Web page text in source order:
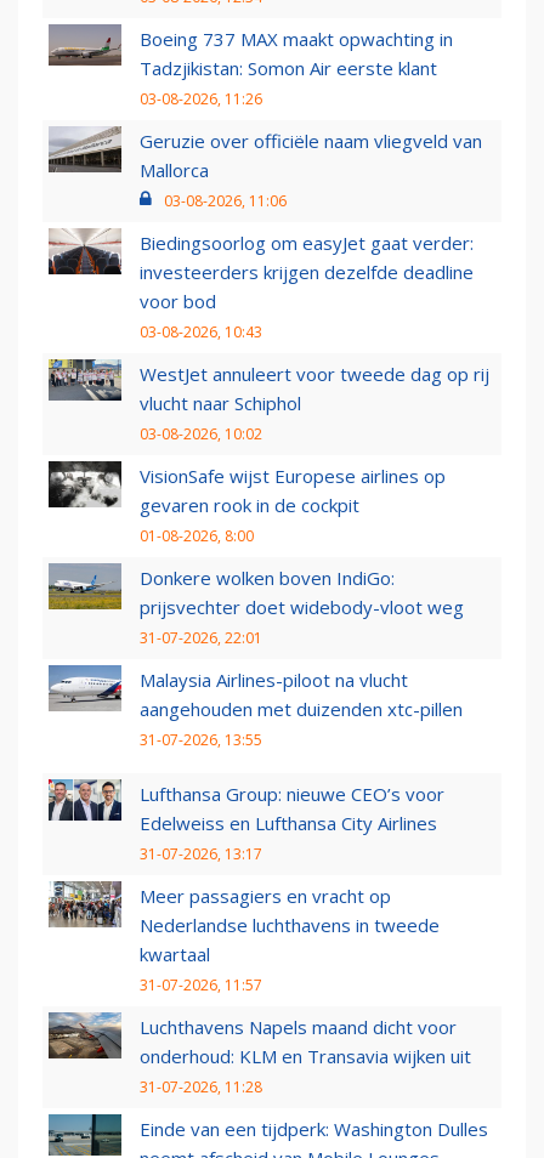
Boeing 737 MAX maakt opwachting in
Tadzjikistan: Somon Air eerste klant
03-08-2026, 11:26
Geruzie over officiële naam vliegveld van
Mallorca
03-08-2026, 11:06
Biedingsoorlog om easyJet gaat verder:
investeerders krijgen dezelfde deadline
voor bod
03-08-2026, 10:43
WestJet annuleert voor tweede dag op rij
vlucht naar Schiphol
03-08-2026, 10:02
VisionSafe wijst Europese airlines op
gevaren rook in de cockpit
01-08-2026, 8:00
Donkere wolken boven IndiGo:
prijsvechter doet widebody-vloot weg
31-07-2026, 22:01
Malaysia Airlines-piloot na vlucht
aangehouden met duizenden xtc-pillen
31-07-2026, 13:55
Lufthansa Group: nieuwe CEO’s voor
Edelweiss en Lufthansa City Airlines
31-07-2026, 13:17
Meer passagiers en vracht op
Nederlandse luchthavens in tweede
kwartaal
31-07-2026, 11:57
Luchthavens Napels maand dicht voor
onderhoud: KLM en Transavia wijken uit
31-07-2026, 11:28
Einde van een tijdperk: Washington Dulles